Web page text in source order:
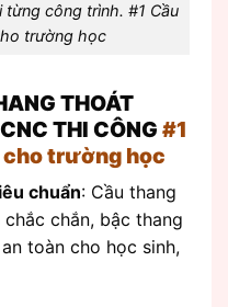
công trình. #1 Cầu
trường học
THOÁT
THI CÔNG #1
trường học
chuẩn: Cầu thang
chắn, bậc thang
toàn cho học sinh,